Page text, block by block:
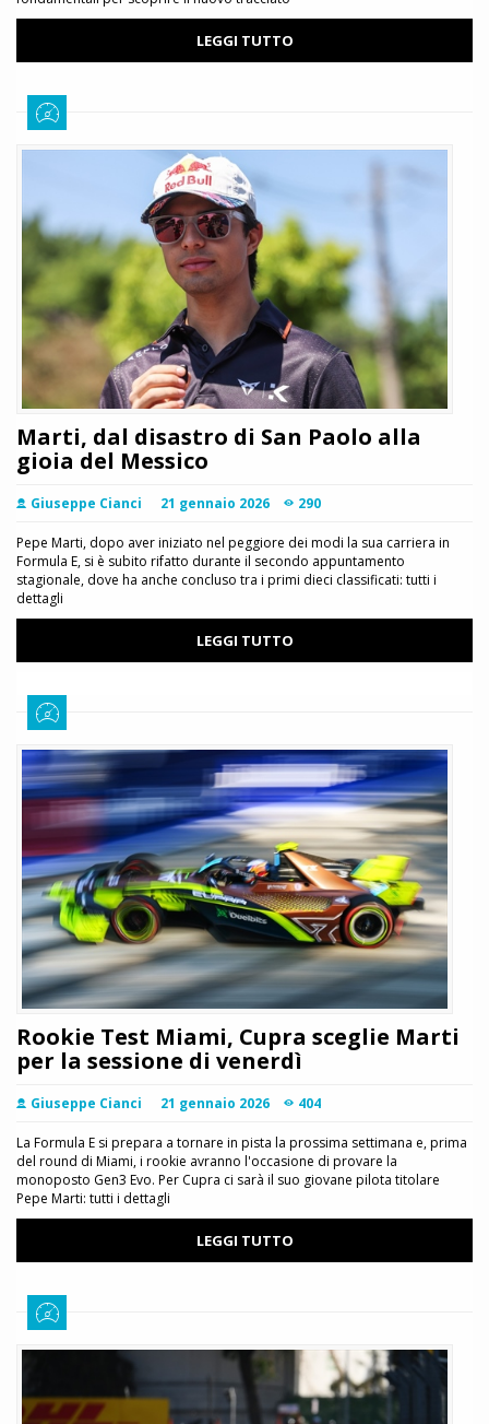
LEGGI TUTTO
Marti, dal disastro di San Paolo alla
gioia del Messico
Giuseppe Cianci 21 gennaio 2026 290
Pepe Marti, dopo aver iniziato nel peggiore dei modi la sua carriera in
Formula E, si è subito rifatto durante il secondo appuntamento
stagionale, dove ha anche concluso tra i primi dieci classificati: tutti i
dettagli
LEGGI TUTTO
Rookie Test Miami, Cupra sceglie Marti
per la sessione di venerdì
Giuseppe Cianci 21 gennaio 2026 404
La Formula E si prepara a tornare in pista la prossima settimana e, prima
del round di Miami, i rookie avranno l'occasione di provare la
monoposto Gen3 Evo. Per Cupra ci sarà il suo giovane pilota titolare
Pepe Marti: tutti i dettagli
LEGGI TUTTO